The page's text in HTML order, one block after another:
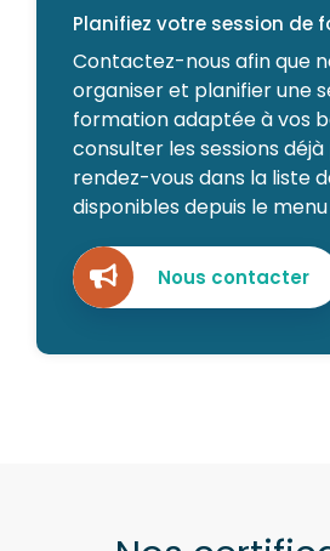
Planifiez votre session de
Contactez-nous afin que
organiser et planifier une
formation adaptée à vos
consulter les sessions
rendez-vous dans la liste
disponibles depuis le
Nous contacter